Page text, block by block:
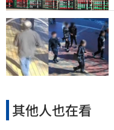
其他人也在看